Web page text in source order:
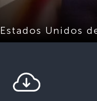
Unidos